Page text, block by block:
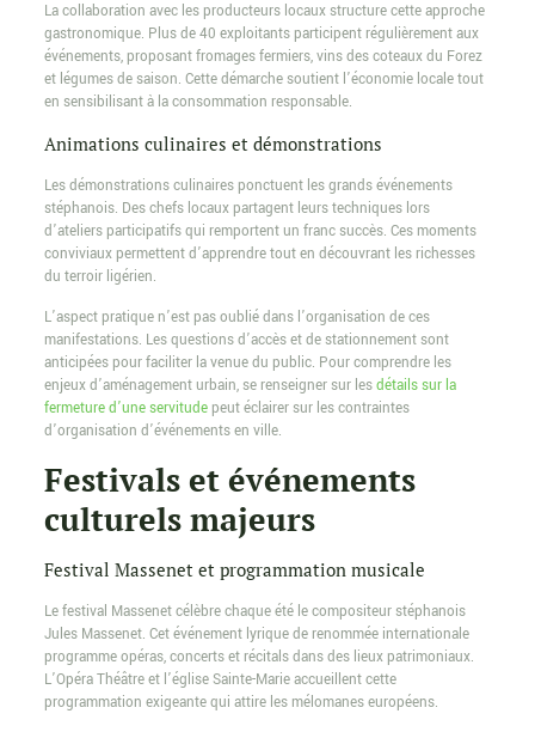
La collaboration avec les producteurs locaux structure cette approche
gastronomique. Plus de 40 exploitants participent régulièrement aux
événements, proposant fromages fermiers, vins des coteaux du Forez
et légumes de saison. Cette démarche soutient l’économie locale tout
en sensibilisant à la consommation responsable.
Animations culinaires et démonstrations
Les démonstrations culinaires ponctuent les grands événements
stéphanois. Des chefs locaux partagent leurs techniques lors
d’ateliers participatifs qui remportent un franc succès. Ces moments
conviviaux permettent d’apprendre tout en découvrant les richesses
du terroir ligérien.
L’aspect pratique n’est pas oublié dans l’organisation de ces
manifestations. Les questions d’accès et de stationnement sont
anticipées pour faciliter la venue du public. Pour comprendre les
enjeux d’aménagement urbain, se renseigner sur lesdétails sur la
fermeture d’une servitudepeut éclairer sur les contraintes
d’organisation d’événements en ville.
Festivals et événements
culturels majeurs
Festival Massenet et programmation musicale
Le festival Massenet célèbre chaque été le compositeur stéphanois
Jules Massenet. Cet événement lyrique de renommée internationale
programme opéras, concerts et récitals dans des lieux patrimoniaux.
L’Opéra Théâtre et l’église Sainte-Marie accueillent cette
programmation exigeante qui attire les mélomanes européens.